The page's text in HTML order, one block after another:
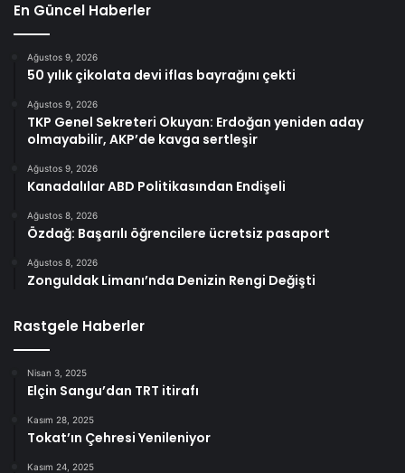
En Güncel Haberler
Ağustos 9, 2026
50 yılık çikolata devi iflas bayrağını çekti
Ağustos 9, 2026
TKP Genel Sekreteri Okuyan: Erdoğan yeniden aday
olmayabilir, AKP’de kavga sertleşir
Ağustos 9, 2026
Kanadalılar ABD Politikasından Endişeli
Ağustos 8, 2026
Özdağ: Başarılı öğrencilere ücretsiz pasaport
Ağustos 8, 2026
Zonguldak Limanı’nda Denizin Rengi Değişti
Rastgele Haberler
Nisan 3, 2025
Elçin Sangu’dan TRT itirafı
Kasım 28, 2025
Tokat’ın Çehresi Yenileniyor
Kasım 24, 2025